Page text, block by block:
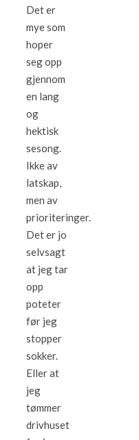
Det er
mye som
hoper
seg opp
gjennom
en lang
og
hektisk
sesong.
Ikke av
latskap,
men av
prioriteringer.
Det er jo
selvsagt
at jeg tar
opp
poteter
før jeg
stopper
sokker.
Eller at
jeg
tømmer
drivhuset